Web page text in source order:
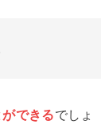
できるでしょ